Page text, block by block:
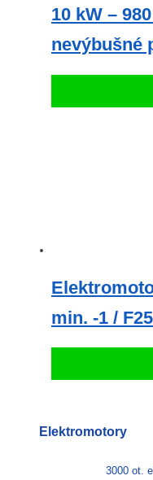
10 kW –
nevýbušné
min. -1 /
Elektromotory
3000 ot.